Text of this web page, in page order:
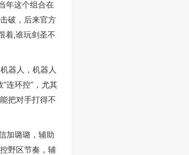
年这个组合在
破，后来官方
着,谁玩剑圣不
器人，机器人
连环控”，尤其
把对手打得不
加璐璐，辅助
野区节奏，辅